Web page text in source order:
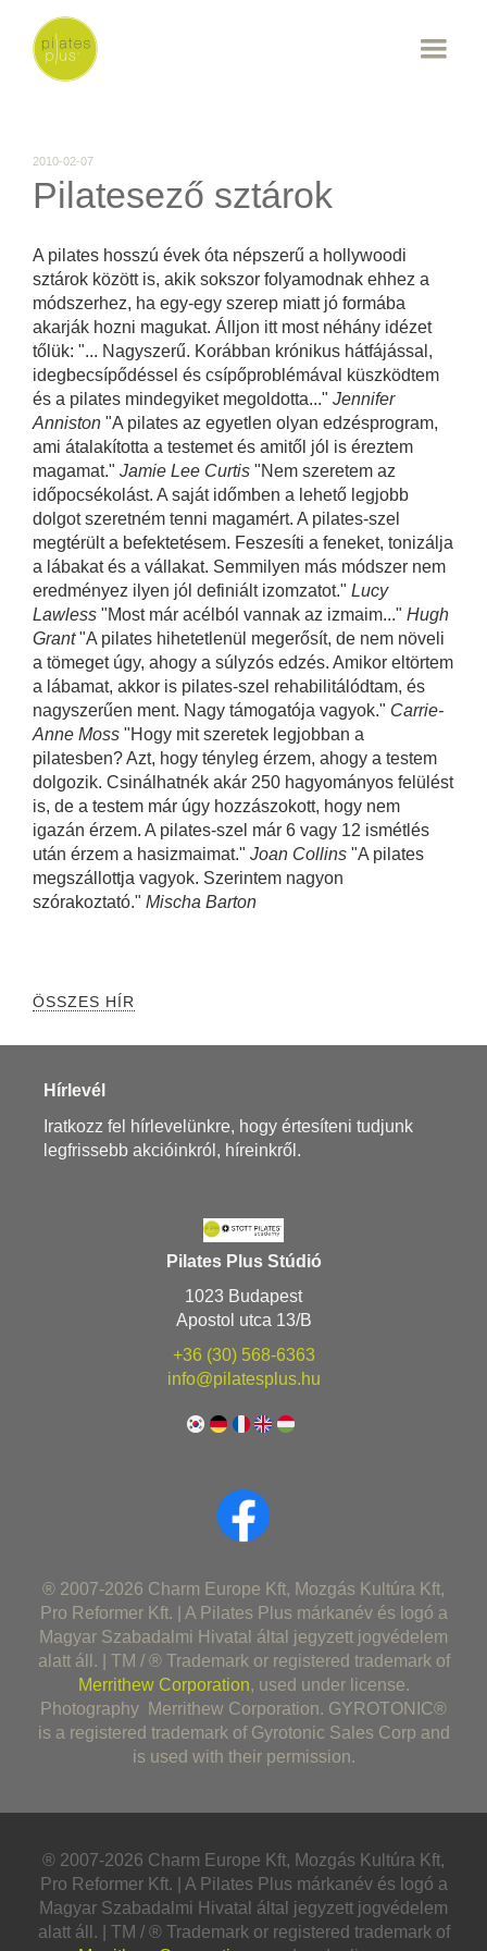
2010-02-07
Pilatesező sztárok
A pilates hosszú évek óta népszerű a hollywoodi
sztárok között is, akik sokszor folyamodnak ehhez a
módszerhez, ha egy-egy szerep miatt jó formába
akarják hozni magukat. Álljon itt most néhány idézet
tőlük: "... Nagyszerű. Korábban krónikus hátfájással,
idegbecsípődéssel és csípőproblémával küszködtem
és a pilates mindegyiket megoldotta..." Jennifer
Anniston "A pilates az egyetlen olyan edzésprogram,
ami átalakította a testemet és amitől jól is éreztem
magamat." Jamie Lee Curtis "Nem szeretem az
időpocsékolást. A saját időmben a lehető legjobb
dolgot szeretném tenni magamért. A pilates-szel
megtérült a befektetésem. Feszesíti a feneket, tonizálja
a lábakat és a vállakat. Semmilyen más módszer nem
eredményez ilyen jól definiált izomzatot." Lucy
Lawless "Most már acélból vannak az izmaim..." Hugh
Grant"A pilates hihetetlenül megerősít, de nem növeli
a tömeget úgy, ahogy a súlyzós edzés. Amikor eltörtem
a lábamat, akkor is pilates-szel rehabilitálódtam, és
nagyszerűen ment. Nagy támogatója vagyok." Carrie-
Anne Moss "Hogy mit szeretek legjobban a
pilatesben? Azt, hogy tényleg érzem, ahogy a testem
dolgozik. Csinálhatnék akár 250 hagyományos felülést
is, de a testem már úgy hozzászokott, hogy nem
igazán érzem. A pilates-szel már 6 vagy 12 ismétlés
után érzem a hasizmaimat." Joan Collins "A pilates
megszállottja vagyok. Szerintem nagyon
szórakoztató." Mischa Barton
ÖSSZES HÍR
Hírlevél
Iratkozz fel hírlevelünkre, hogy értesíteni tudjunk
legfrissebb akcióinkról, híreinkről.
Pilates Plus Stúdió
1023 Budapest
Apostol utca 13/B
+36 (30) 568-6363
info@pilatesplus.hu
® 2007-2026 Charm Europe Kft, Mozgás Kultúra Kft,
Pro Reformer Kft. | A Pilates Plus márkanév és logó a
Magyar Szabadalmi Hivatal által jegyzett jogvédelem
alatt áll. | TM / ® Trademark or registered trademark of
Merrithew Corporation, used under license.
Photography Merrithew Corporation. GYROTONIC®
is a registered trademark of Gyrotonic Sales Corp and
is used with their permission.
® 2007-2026 Charm Europe Kft, Mozgás Kultúra Kft,
Pro Reformer Kft. | A Pilates Plus márkanév és logó a
Magyar Szabadalmi Hivatal által jegyzett jogvédelem
alatt áll. | TM / ® Trademark or registered trademark of